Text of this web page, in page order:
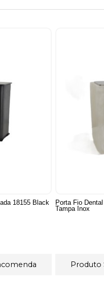
18155 Black
Porta Fio
Tampa Inox
Produto